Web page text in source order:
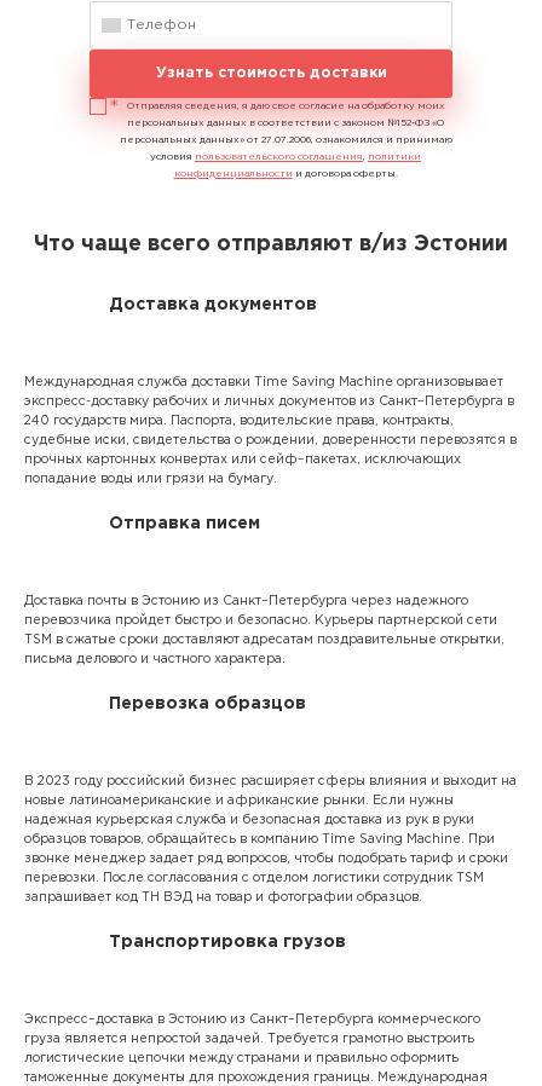
Узнать стоимость доставки
Отправляя сведения, я даю свое согласие на обработку моих
персональных данных в соответствии с законом №152-ФЗ «О
персональных данных» от 27.07.2006, ознакомился и принимаю
условия пользовательского соглашения
политики
конфиденциальности и договора оферты.
Что чаще всего отправляют в/из Эстонии
Доставка документов
Международная служба доставки Time Saving Machine организовывает
экспресс-доставку рабочих и личных документов из Санкт–Петербурга в
240 государств мира. Паспорта, водительские права, контракты,
судебные иски, свидетельства о рождении, доверенности перевозятся в
прочных картонных конвертах или сейф–пакетах, исключающих
попадание воды или грязи на бумагу.
Отправка писем
Доставка почты в Эстонию из Санкт–Петербурга через надежного
перевозчика пройдет быстро и безопасно. Курьеры партнерской сети
TSM в сжатые сроки доставляют адресатам поздравительные открытки,
письма делового и частного характера.
Перевозка образцов
В 2023 году российский бизнес расширяет сферы влияния и выходит на
новые латиноамериканские и африканские рынки. Если нужны
надежная курьерская служба и безопасная доставка из рук в руки
образцов товаров, обращайтесь в компанию Time Saving Machine. При
звонке менеджер задает ряд вопросов, чтобы подобрать тариф и сроки
перевозки. После согласования с отделом логистики сотрудник TSM
запрашивает код ТН ВЭД на товар и фотографии образцов.
Транспортировка грузов
Экспресс–доставка в Эстонию из Санкт–Петербурга коммерческого
груза является непростой задачей. Требуется грамотно выстроить
логистические цепочки между странами и правильно оформить
таможенные документы для прохождения границы. Международная